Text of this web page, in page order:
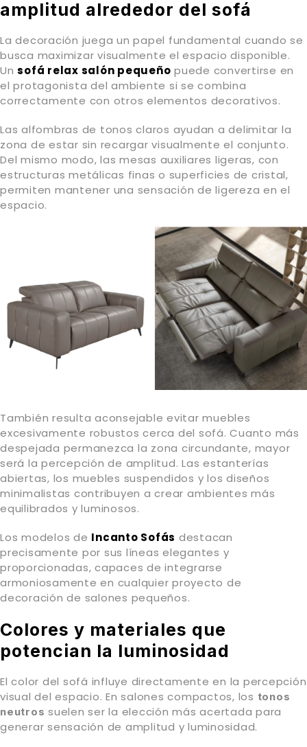
amplitud alrededor del sofá
La decoración juega un papel fundamental cuando se
busca maximizar visualmente el espacio disponible.
Unsofá relax salón pequeño puede convertirse en
el protagonista del ambiente si se combina
correctamente con otros elementos decorativos.
Las alfombras de tonos claros ayudan a delimitar la
zona de estar sin recargar visualmente el conjunto.
Del mismo modo, las mesas auxiliares ligeras, con
estructuras metálicas finas o superficies de cristal,
permiten mantener una sensación de ligereza en el
espacio.
También resulta aconsejable evitar muebles
excesivamente robustos cerca del sofá. Cuanto más
despejada permanezca la zona circundante, mayor
será la percepción de amplitud. Las estanterías
abiertas, los muebles suspendidos y los diseños
minimalistas contribuyen a crear ambientes más
equilibrados y luminosos.
Los modelos de Incanto Sofás destacan
precisamente por sus líneas elegantes y
proporcionadas, capaces de integrarse
armoniosamente en cualquier proyecto de
decoración de salones pequeños.
Colores y materiales que
potencian la luminosidad
El color del sofá influye directamente en la percepción
visual del espacio. En salones compactos, los tonos
neutros suelen ser la elección más acertada para
generar sensación de amplitud y luminosidad.